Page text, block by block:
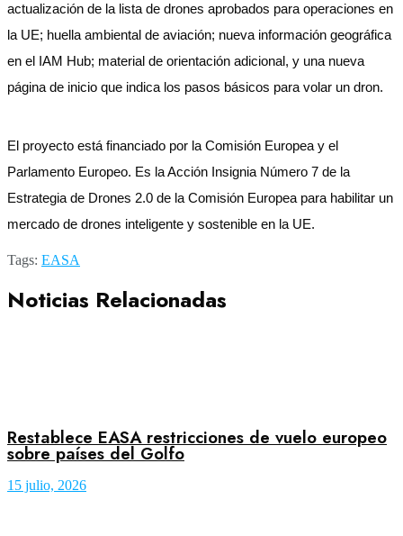
actualización de la lista de drones aprobados para operaciones en
la UE; huella ambiental de aviación; nueva información geográfica
en el IAM Hub; material de orientación adicional, y una nueva
página de inicio que indica los pasos básicos para volar un dron.
El proyecto está financiado por la Comisión Europea y el
Parlamento Europeo. Es la Acción Insignia Número 7 de la
Estrategia de Drones 2.0 de la Comisión Europea para habilitar un
mercado de drones inteligente y sostenible en la UE.
Tags: EASA
Noticias Relacionadas
Restablece EASA restricciones de vuelo europeo
sobre países del Golfo
15 julio, 2026